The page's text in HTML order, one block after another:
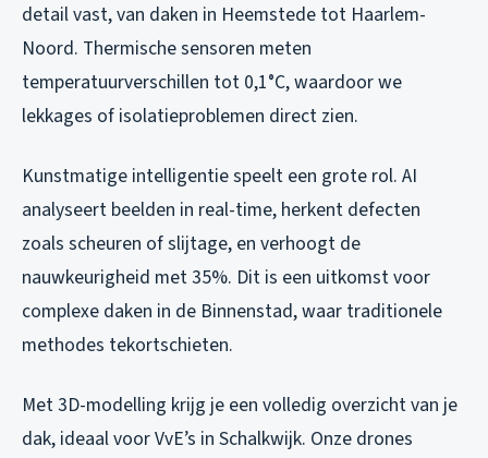
detail vast, van daken in Heemstede tot Haarlem-
Noord. Thermische sensoren meten
temperatuurverschillen tot 0,1°C, waardoor we
lekkages of isolatieproblemen direct zien.
Kunstmatige intelligentie speelt een grote rol. AI
analyseert beelden in real-time, herkent defecten
zoals scheuren of slijtage, en verhoogt de
nauwkeurigheid met 35%. Dit is een uitkomst voor
complexe daken in de Binnenstad, waar traditionele
methodes tekortschieten.
Met 3D-modelling krijg je een volledig overzicht van je
dak, ideaal voor VvE’s in Schalkwijk. Onze drones